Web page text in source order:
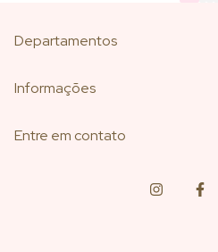
Departamentos
Informações
Entre em contato